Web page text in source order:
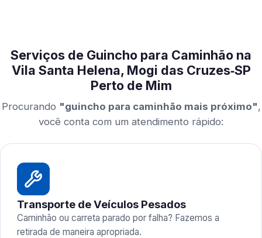
Serviços de Guincho para Caminhão na
Vila Santa Helena, Mogi das Cruzes‑SP
Perto de Mim
Procurando "guincho para caminhão mais próximo",
você conta com um atendimento rápido:
Transporte de Veículos Pesados
Caminhão ou carreta parado por falha? Fazemos a
retirada de maneira apropriada.